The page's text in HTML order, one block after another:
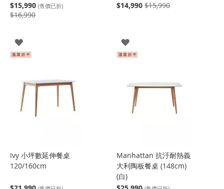
$15,990 (售價已折)
$16,990
登
入
$14,990 $15,990
登
入
Ivy 小坪數延伸餐桌
120/160cm
Manhattan 抗汙耐熱義
大利陶板餐桌 (148cm)
(白)